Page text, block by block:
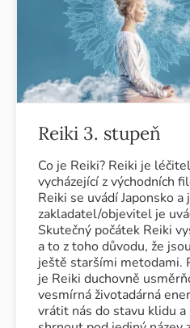
Reiki 3. stupeň
Co je Reiki? Reiki je
vycházející z východních
Reiki se uvádí Japonsko a
zakladatel/objevitel je
Skutečný počátek Reiki
a to z toho důvodu, že
ještě staršími metodami.
je Reiki duchovně
vesmírná životadárná
vrátit nás do stavu klidu